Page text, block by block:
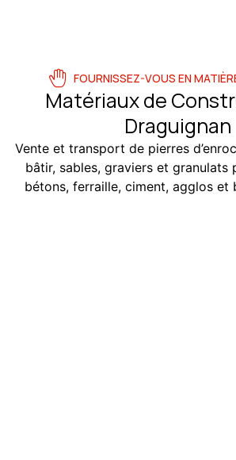
FOURNISSEZ-VOUS EN
Matériaux de
Draguignan
Vente et transport de pierres
bâtir, sables, graviers et granulats
bétons, ferraille, ciment, agglos et